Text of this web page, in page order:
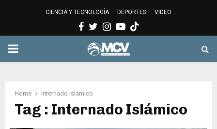
CIENCIA Y TECNOLOGÍA DEPORTES VIDEO
Facebook
Twitter
Instagram
Youtube
PRIMARY
Home Internado Islámico
Tag : Internado Islámico